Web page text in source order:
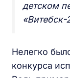
детском
«Витебск-
Нелегко
конкурса